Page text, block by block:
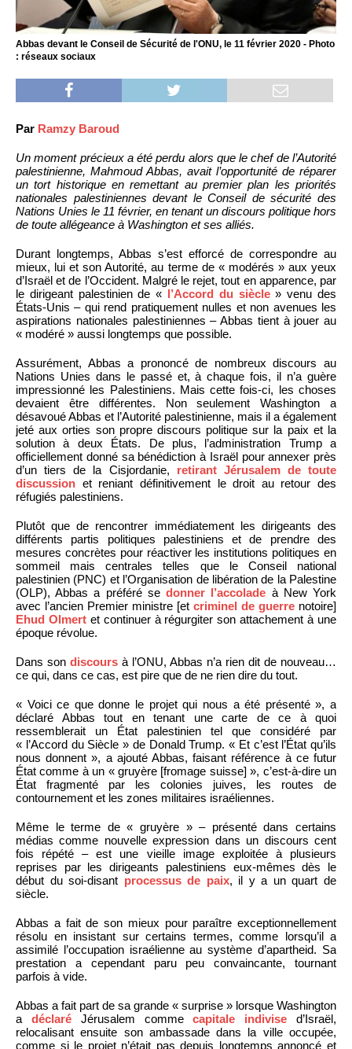
Abbas devant le Conseil de Sécurité de l'ONU, le 11 février 2020 - Photo
: réseaux sociaux
Par Ramzy Baroud
Un moment précieux a été perdu alors que le chef de l’Autorité
palestinienne, Mahmoud Abbas, avait l’opportunité de réparer
un tort historique en remettant au premier plan les priorités
nationales palestiniennes devant le Conseil de sécurité des
Nations Unies le 11 février, en tenant un discours politique hors
de toute allégeance à Washington et ses alliés.
Durant longtemps, Abbas s’est efforcé de correspondre au
mieux, lui et son Autorité, au terme de « modérés » aux yeux
d’Israël et de l’Occident. Malgré le rejet, tout en apparence, par
le dirigeant palestinien de « l’Accord du siècle» venu des
États-Unis – qui rend pratiquement nulles et non avenues les
aspirations nationales palestiniennes – Abbas tient à jouer au
« modéré » aussi longtemps que possible.
Assurément, Abbas a prononcé de nombreux discours au
Nations Unies dans le passé et, à chaque fois, il n’a guère
impressionné les Palestiniens. Mais cette fois-ci, les choses
devaient être différentes. Non seulement Washington a
désavoué Abbas et l’Autorité palestinienne, mais il a également
jeté aux orties son propre discours politique sur la paix et la
solution à deux États. De plus, l’administration Trump a
officiellement donné sa bénédiction à Israël pour annexer près
d’un tiers de la Cisjordanie, retirant Jérusalem de toute
discussion et reniant définitivement le droit au retour des
réfugiés palestiniens.
Plutôt que de rencontrer immédiatement les dirigeants des
différents partis politiques palestiniens et de prendre des
mesures concrètes pour réactiver les institutions politiques en
sommeil mais centrales telles que le Conseil national
palestinien (PNC) et l’Organisation de libération de la Palestine
(OLP), Abbas a préféré sedonner l’accolade à New York
avec l’ancien Premier ministre [et criminel de guerre notoire]
Ehud Olmertet continuer à régurgiter son attachement à une
époque révolue.
Dans son discours à l’ONU, Abbas n’a rien dit de nouveau…
ce qui, dans ce cas, est pire que de ne rien dire du tout.
« Voici ce que donne le projet qui nous a été présenté », a
déclaré Abbas tout en tenant une carte de ce à quoi
ressemblerait un État palestinien tel que considéré par
« l’Accord du Siècle » de Donald Trump. « Et c’est l’État qu’ils
nous donnent », a ajouté Abbas, faisant référence à ce futur
État comme à un « gruyère [fromage suisse] », c’est-à-dire un
État fragmenté par les colonies juives, les routes de
contournement et les zones militaires israéliennes.
Même le terme de « gruyère » – présenté dans certains
médias comme nouvelle expression dans un discours cent
fois répété – est une vieille image exploitée à plusieurs
reprises par les dirigeants palestiniens eux-mêmes dès le
début du soi-disant processus de paix, il y a un quart de
siècle.
Abbas a fait de son mieux pour paraître exceptionnellement
résolu en insistant sur certains termes, comme lorsqu’il a
assimilé l’occupation israélienne au système d’apartheid. Sa
prestation a cependant paru peu convaincante, tournant
parfois à vide.
Abbas a fait part de sa grande « surprise » lorsque Washington
a déclaréJérusalem commecapitale indivise d’Israël,
relocalisant ensuite son ambassade dans la ville occupée,
comme si le projet n’était pas depuis longtemps annoncé et